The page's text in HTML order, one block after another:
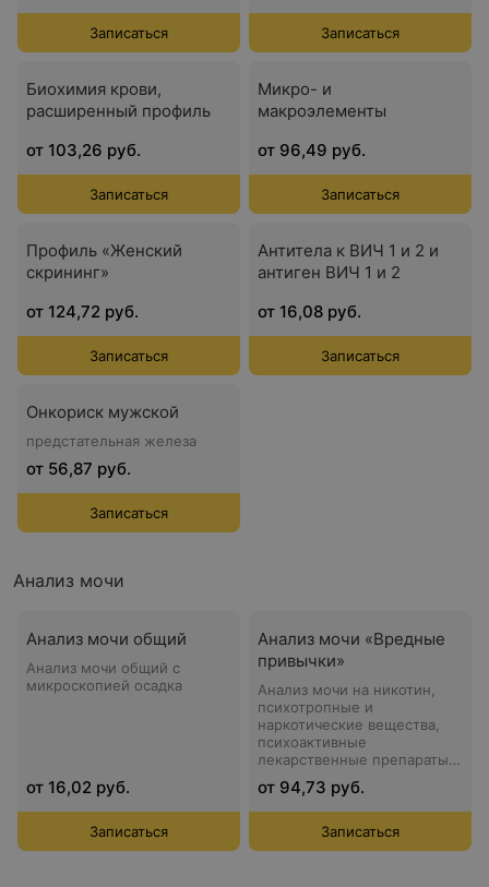
Записаться Записаться
Биохимия крови,
расширенный профиль
от 103,26 руб.
Записаться
Микро- и
макроэлементы
от 96,49 руб.
Записаться
Профиль «Женский
скрининг»
от 124,72 руб.
Записаться
Антитела к ВИЧ 1 и 2 и
антиген ВИЧ 1 и 2
от 16,08 руб.
Записаться
Онкориск мужской
предстательная железа
от 56,87 руб.
Записаться
Анализ мочи
Анализ мочи общий
Анализ мочи общий с
микроскопией осадка
от 16,02 руб.
Записаться
Анализ мочи «Вредные
привычки»
Анализ мочи на никотин,
психотропные и
наркотические вещества,
психоактивные
лекарственные препараты
наркотические вещества,
психоактивные
лекарственные препараты)
от 94,73 руб.
Записаться